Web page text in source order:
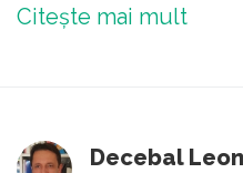
Citește mai mult